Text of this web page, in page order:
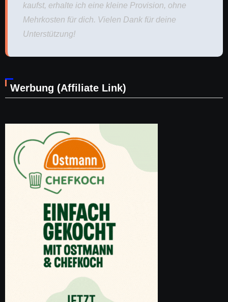
kaufst, erhalte ich eine kleine Provision, ohne
Mehrkosten für dich. Vielen Dank für deine
Unterstützung!
Werbung (Affiliate Link)